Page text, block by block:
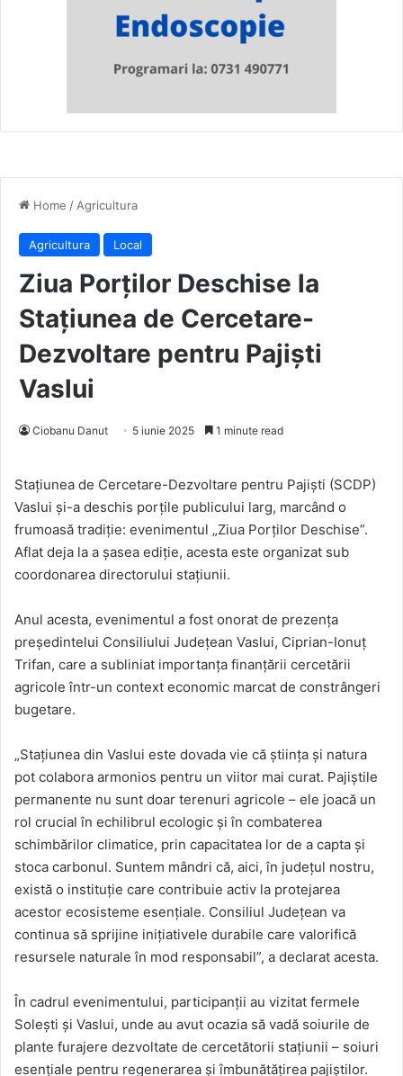
Home / Agricultura
Agricultura Local
Ziua Porților Deschise la
Stațiunea de Cercetare-
Dezvoltare pentru Pajiști
Vaslui
Ciobanu Danut 5 iunie 2025 1 minute read
Stațiunea de Cercetare-Dezvoltare pentru Pajiști (SCDP)
Vaslui și-a deschis porțile publicului larg, marcând o
frumoasă tradiție: evenimentul „Ziua Porților Deschise”.
Aflat deja la a șasea ediție, acesta este organizat sub
coordonarea directorului stațiunii.
Anul acesta, evenimentul a fost onorat de prezența
președintelui Consiliului Județean Vaslui, Ciprian-Ionuț
Trifan, care a subliniat importanța finanțării cercetării
agricole într-un context economic marcat de constrângeri
bugetare.
„Stațiunea din Vaslui este dovada vie că știința și natura
pot colabora armonios pentru un viitor mai curat. Pajiștile
permanente nu sunt doar terenuri agricole – ele joacă un
rol crucial în echilibrul ecologic și în combaterea
schimbărilor climatice, prin capacitatea lor de a capta și
stoca carbonul. Suntem mândri că, aici, în județul nostru,
există o instituție care contribuie activ la protejarea
acestor ecosisteme esențiale. Consiliul Județean va
continua să sprijine inițiativele durabile care valorifică
resursele naturale în mod responsabil”, a declarat acesta.
În cadrul evenimentului, participanții au vizitat fermele
Solești și Vaslui, unde au avut ocazia să vadă soiurile de
plante furajere dezvoltate de cercetătorii stațiunii – soiuri
esențiale pentru regenerarea și îmbunătățirea pajiștilor.